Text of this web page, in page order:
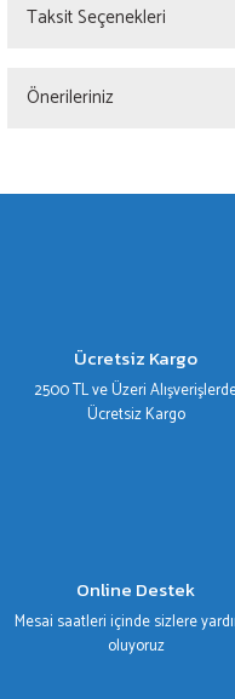
Taksit Seçenekleri
Önerileriniz
gördüğünüz noktaları öneri
Ürün fiyatı diğer sitelerden daha
Bu ürüne benzer farklı
Ücretsiz Kargo
2500 TL ve Üzeri
Ücretsiz Kargo
Online Destek
Mesai saatleri içinde sizlere
oluyoruz